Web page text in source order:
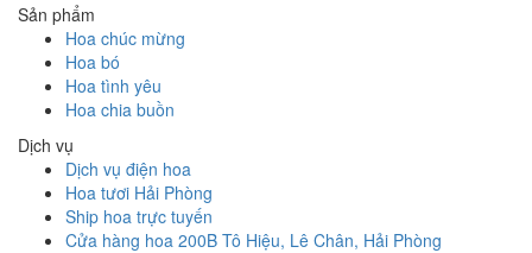
Sản phẩm
Hoa chúc mừng
Hoa bó
Hoa tình yêu
Hoa chia buồn
Dịch vụ
Dịch vụ điện hoa
Hoa tươi Hải Phòng
Ship hoa trực tuyến
Cửa hàng hoa 200B Tô Hiệu, Lê Chân, Hải Phòng